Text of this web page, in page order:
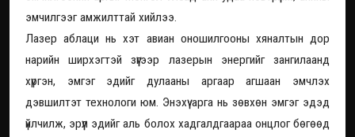
эмчилгээг амжилттай хийлээ.
Лазер аблаци нь хэт авиан оношилгооны хяналтын дор
нарийн ширхэгтэй зүүгээр лазерын энергийг зангилаанд
хүргэн, эмгэг эдийг дулааны аргаар агшаан эмчлэх
дэвшилтэт технологи юм. Энэхүү арга нь зөвхөн эмгэг эдэд
үйлчилж, эрүүл эдийг аль болох хадгалдгаараа онцлог бөгөөд